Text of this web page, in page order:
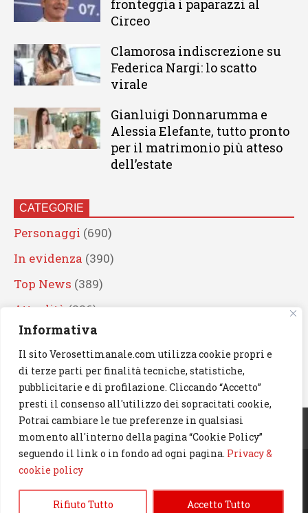
Informativa
Il sito Verosettimanale.com utilizza cookie propri e
di terze parti per finalità tecniche, statistiche,
pubblicitarie e di profilazione. Cliccando “Accetto”
presti il consenso all'utilizzo dei sopracitati cookie,
Potrai cambiare le tue preferenze in qualsiasi
momento all'interno della pagina “Cookie Policy”
seguendo il link o in fondo ad ogni pagina. Privacy &
cookie policy
Rifiuto Tutto Accetto Tutto
fronteggia i paparazzi al
Circeo
Clamorosa indiscrezione su
Federica Nargi: lo scatto
virale
Gianluigi Donnarumma e
Alessia Elefante, tutto pronto
per il matrimonio più atteso
dell’estate
CATEGORIE
Personaggi (690)
In evidenza (390)
Top News (389)
Attualità (336)
Eventi(330)
Artisti (241)
News(239)
Cerca
© 2023 Verosettimanale.com. All rights reserved.